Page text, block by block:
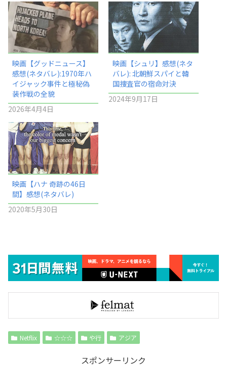
映画【グッドニュース】
感想(ネタバレ):1970年ハ
イジャック事件と極秘偽
装作戦の全貌
2026年4月4日
映画【シュリ】感想(ネタ
バレ): 北朝鮮スパイと韓
国捜査官の宿命対決
2024年9月17日
映画【ハナ 奇跡の46日
間】感想(ネタバレ)
2020年5月30日
Netflix ☆☆☆ や行 アジア
スポンサーリンク